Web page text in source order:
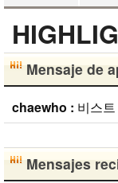
Mensaje de
chaewho : 비스
Mensajes